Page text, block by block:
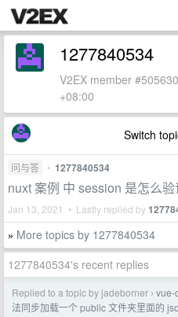
1277840534
V2EX member
+08:00
Switch
问与答 • 1277840534
nuxt 案例 中 session 是怎么验
Jan 13, 2021 • Lastly replied by
» More topics by 1277840534
1277840534's recent replies
Replied to a topic by jadeborner › vue-
法同步加载一个 public 文件夹里面的